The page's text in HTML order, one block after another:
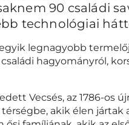
90 családi
technológiai
legnagyobb
hagyományról,
Vecsés, az 1786-os
akik élen